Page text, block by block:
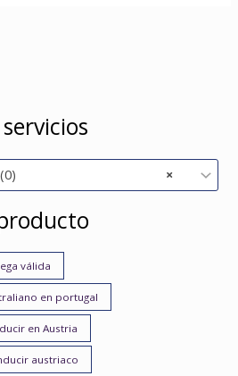
×
válida
en portugal
en Austria
austriaco